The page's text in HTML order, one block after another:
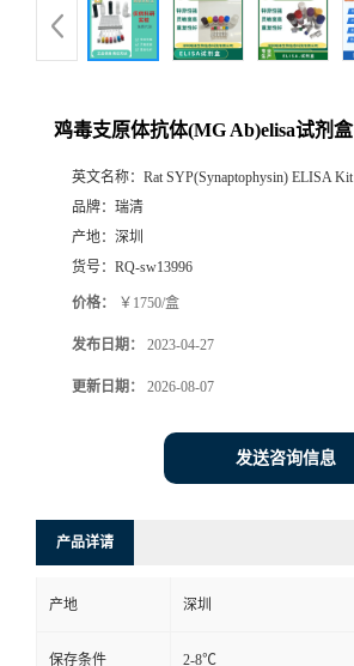
鸡毒支原体抗体(MG Ab)elisa试剂盒
英文名称： Rat SYP(Synaptophysin) ELISA Kit
品牌： 瑞清
产地： 深圳
货号： RQ-sw13996
价格： ￥1750/盒
发布日期： 2023-04-27
更新日期： 2026-08-07
发送咨询信息
产品详请
产地 深圳
保存条件 2-8℃